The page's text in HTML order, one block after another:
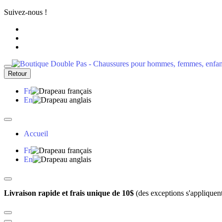
Suivez-nous !
Retour
Fr
En
Accueil
Fr
En
Livraison rapide et frais unique de 10$ (des exceptions